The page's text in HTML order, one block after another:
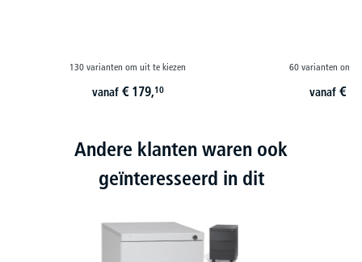
130 varianten om uit te kiezen
vanaf € 179,10
60 varianten om
vanaf €
Andere klanten waren ook
geïnteresseerd in dit